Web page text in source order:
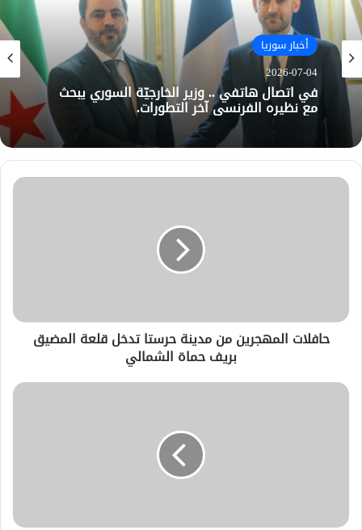
أخبار سوريا
2026-07-04
في اتصال هاتفي .. وزير الخارجيّة السوري يبحث
مع نظيره الفرنسي آخر التطورات.
حافلات المهجرين من مدينة حرستا تدخل قلعة المضيق
بريف حماة الشمالي